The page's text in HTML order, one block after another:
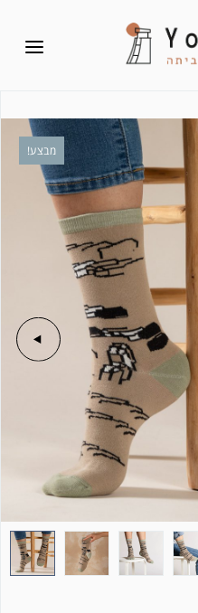
מבצע!